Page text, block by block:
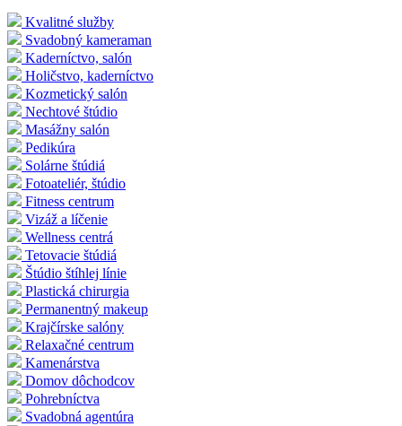
Kvalitné služby
Svadobný kameraman
Kaderníctvo, salón
Holičstvo, kaderníctvo
Kozmetický salón
Nechtové štúdio
Masážny salón
Pedikúra
Solárne štúdiá
Fotoateliér, štúdio
Fitness centrum
Vizáž a líčenie
Wellness centrá
Tetovacie štúdiá
Štúdio štíhlej línie
Plastická chirurgia
Permanentný makeup
Krajčírske salóny
Relaxačné centrum
Kamenárstva
Domov dôchodcov
Pohrebníctva
Svadobná agentúra